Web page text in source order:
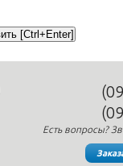
Есть вопросы?